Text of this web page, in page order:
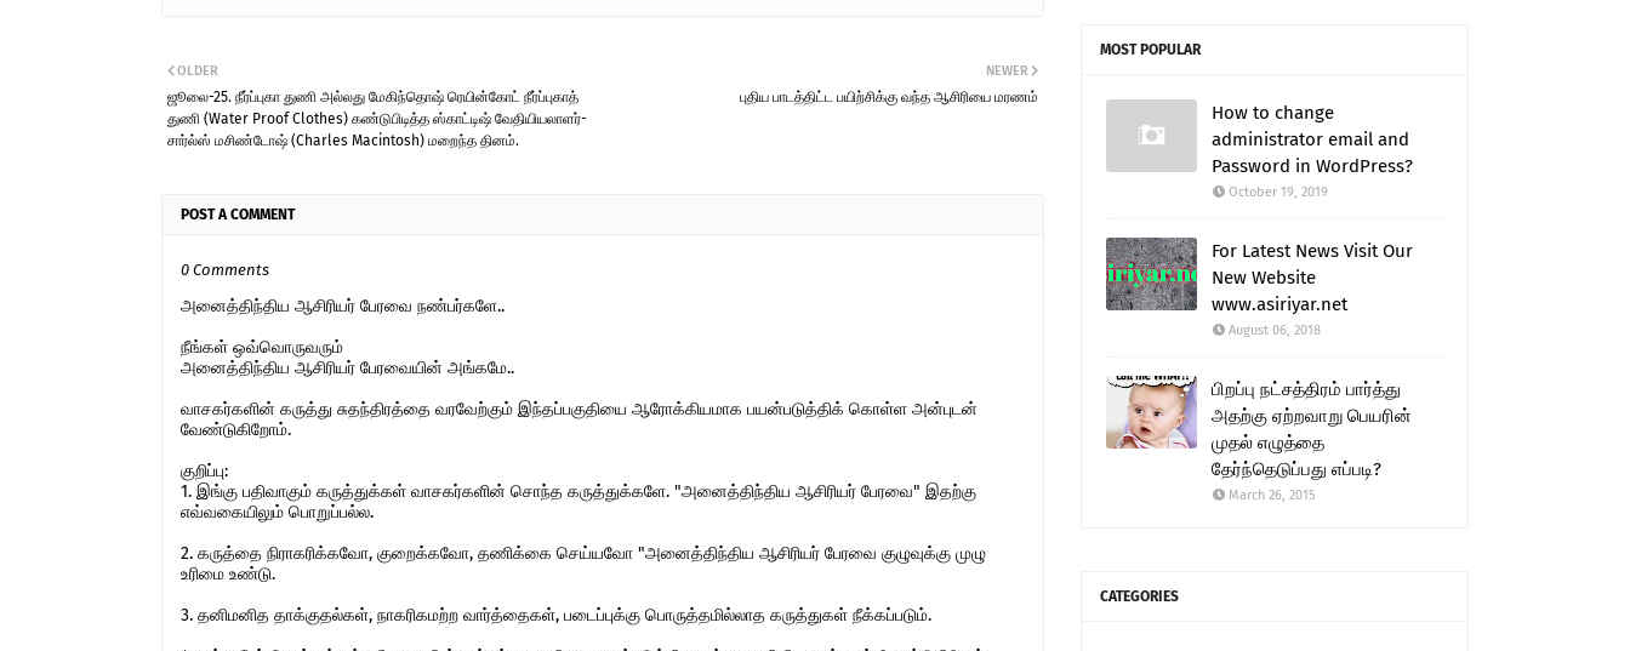
NEWER
புதிய பாடத்திட்ட பயிற்சிக்கு வந்த ஆசிரியை மரணம்
OLDER
ஜூலை-25. நீர்ப்புகா துணி அல்லது மேகிந்தொஷ் ரெயின்கோட் நீர்ப்புகாத்
துணி (Water Proof Clothes) கண்டுபிடித்த ஸ்காட்டிஷ் வேதியியலாளர்-
சார்ல்ஸ் மசிண்டோஷ் (Charles Macintosh) மறைந்த தினம்.
POST A COMMENT
0 Comments
அனைத்திந்திய ஆசிரியர் பேரவை நண்பர்களே..
நீங்கள் ஒவ்வொருவரும்
அனைத்திந்திய ஆசிரியர் பேரவையின் அங்கமே..
வாசகர்களின் கருத்து சுதந்திரத்தை வரவேற்கும் இந்தப்பகுதியை ஆரோக்கியமாக பயன்படுத்திக் கொள்ள அன்புடன்
வேண்டுகிறோம்.
குறிப்பு:
1. இங்கு பதிவாகும் கருத்துக்கள் வாசகர்களின் சொந்த கருத்துக்களே. "அனைத்திந்திய ஆசிரியர் பேரவை" இதற்கு
எவ்வகையிலும் பொறுப்பல்ல.
2. கருத்தை நிராகரிக்கவோ, குறைக்கவோ, தணிக்கை செய்யவோ "அனைத்திந்திய ஆசிரியர் பேரவை குழுவுக்கு முழு
உரிமை உண்டு.
3. தனிமனித தாக்குதல்கள், நாகரிகமற்ற வார்த்தைகள், படைப்புக்கு பொருத்தமில்லாத கருத்துகள் நீக்கப்படும்.
MOST POPULAR
How to change
administrator email and
Password in WordPress?
October 19, 2019
For Latest News Visit Our
New Website
www.asiriyar.net
August 06, 2018
பிறப்பு நட்சத்திரம் பார்த்து
அதற்கு ஏற்றவாறு பெயரின்
முதல் எழுத்தை
தேர்ந்தெடுப்பது எப்படி?
March 26, 2015
CATEGORIES